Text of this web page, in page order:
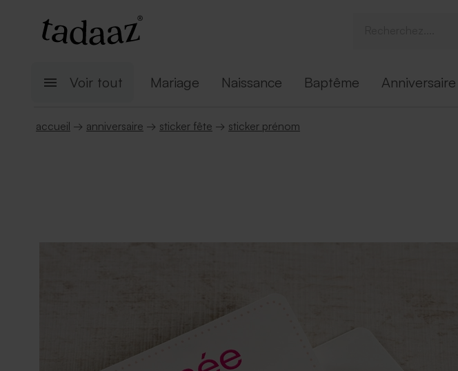
Voir tout Mariage Naissance Baptême Anniversaire
accueil → anniversaire → sticker fête → sticker prénom